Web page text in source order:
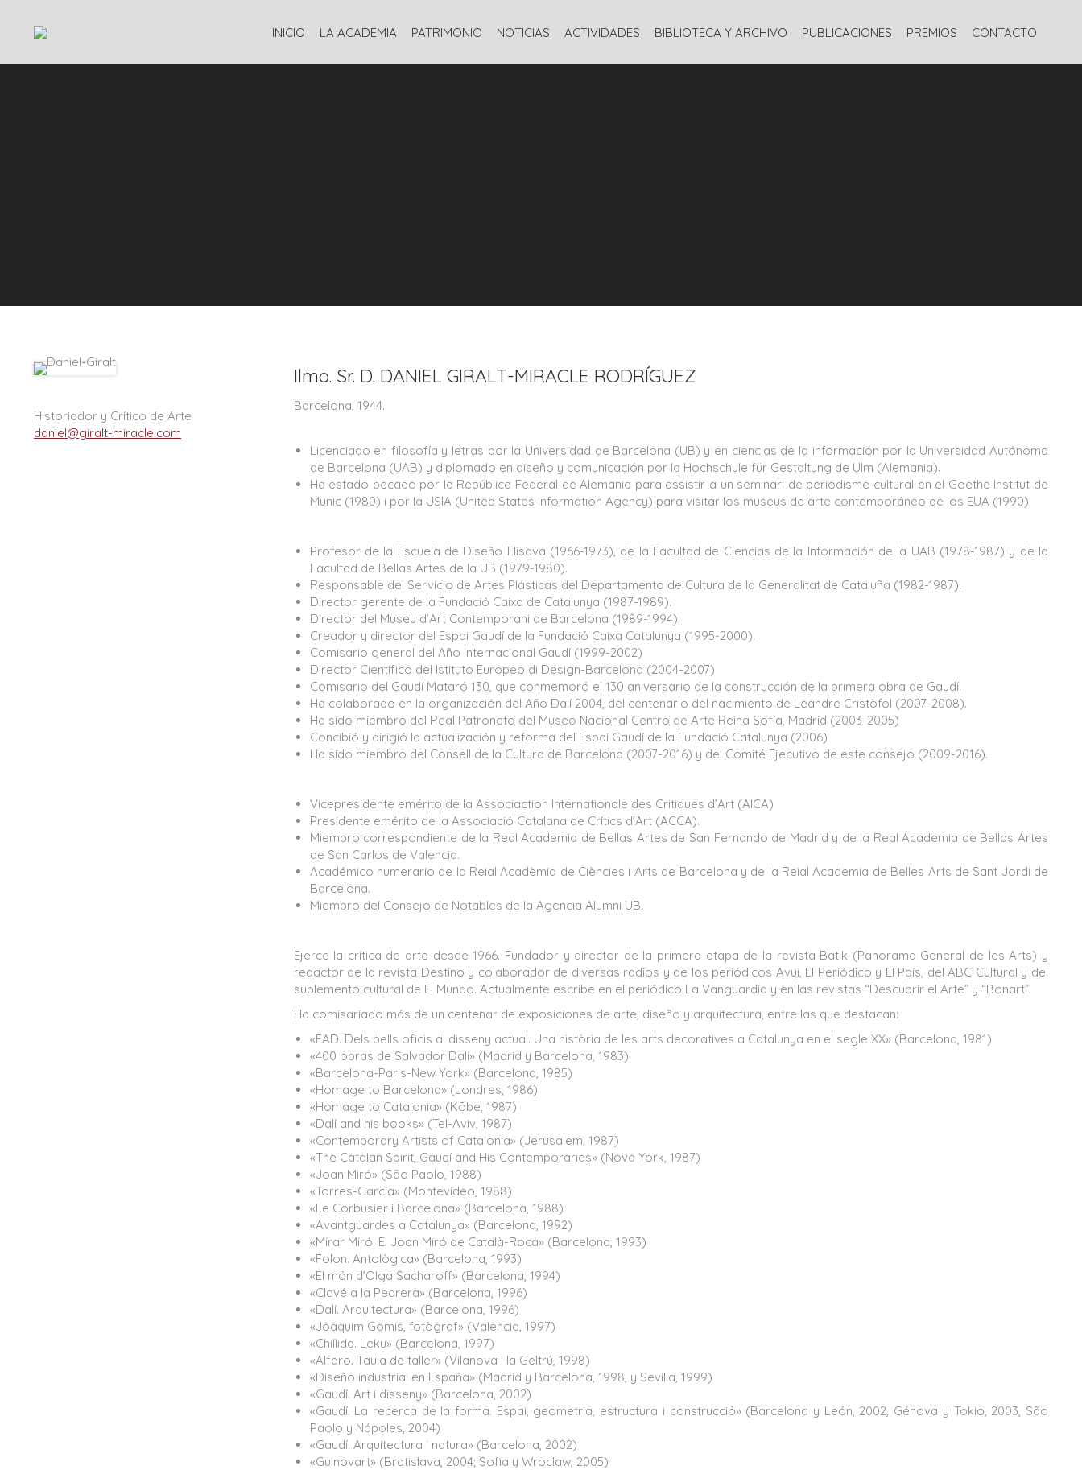
INICIO LA ACADEMIA PATRIMONIO NOTICIAS ACTIVIDADES BIBLIOTECA Y ARCHIVO PUBLICACIONES PREMIOS CONTACTO
Historiador y Crítico de Arte
daniel@giralt-miracle.com
Ilmo. Sr. D. DANIEL GIRALT-MIRACLE RODRÍGUEZ
Barcelona, 1944.
Licenciado en filosofía y letras por la Universidad de Barcelona (UB) y en ciencias de la información por la Universidad Autónoma
de Barcelona (UAB) y diplomado en diseño y comunicación por la Hochschule für Gestaltung de Ulm (Alemania).
Ha estado becado por la República Federal de Alemania para assistir a un seminari de periodisme cultural en el Goethe Institut de
Munic (1980) i por la USIA (United States Information Agency) para visitar los museus de arte contemporáneo de los EUA (1990).
Profesor de la Escuela de Diseño Elisava (1966-1973), de la Facultad de Ciencias de la Información de la UAB (1978-1987) y de la
Facultad de Bellas Artes de la UB (1979-1980).
Responsable del Servicio de Artes Plásticas del Departamento de Cultura de la Generalitat de Cataluña (1982-1987).
Director gerente de la Fundació Caixa de Catalunya (1987-1989).
Director del Museu d’Art Contemporani de Barcelona (1989-1994).
Creador y director del Espai Gaudí de la Fundació Caixa Catalunya (1995-2000).
Comisario general del Año Internacional Gaudí (1999-2002)
Director Científico del Istituto Europeo di Design-Barcelona (2004-2007)
Comisario del Gaudí Mataró 130, que conmemoró el 130 aniversario de la construcción de la primera obra de Gaudí.
Ha colaborado en la organización del Año Dalí 2004, del centenario del nacimiento de Leandre Cristòfol (2007-2008).
Ha sido miembro del Real Patronato del Museo Nacional Centro de Arte Reina Sofía, Madrid (2003-2005)
Concibió y dirigió la actualización y reforma del Espai Gaudí de la Fundació Catalunya (2006)
Ha sido miembro del Consell de la Cultura de Barcelona (2007-2016) y del Comité Ejecutivo de este consejo (2009-2016).
Vicepresidente emérito de la Associaction Internationale des Critiques d’Art (AICA)
Presidente emérito de la Associació Catalana de Crítics d’Art (ACCA).
Miembro correspondiente de la Real Academia de Bellas Artes de San Fernando de Madrid y de la Real Academia de Bellas Artes
de San Carlos de Valencia.
Académico numerario de la Reial Acadèmia de Ciències i Arts de Barcelona y de la Reial Academia de Belles Arts de Sant Jordi de
Barcelona.
Miembro del Consejo de Notables de la Agencia Alumni UB.
Ejerce la crítica de arte desde 1966. Fundador y director de la primera etapa de la revista Batik (Panorama General de les Arts) y
redactor de la revista Destino y colaborador de diversas radios y de los periódicos Avui, El Periódico y El País, del ABC Cultural y del
suplemento cultural de El Mundo. Actualmente escribe en el periódico La Vanguardia y en las revistas “Descubrir el Arte” y “Bonart”.
Ha comisariado más de un centenar de exposiciones de arte, diseño y arquitectura, entre las que destacan:
«FAD. Dels bells oficis al disseny actual. Una història de les arts decoratives a Catalunya en el segle XX» (Barcelona, 1981)
«400 obras de Salvador Dalí» (Madrid y Barcelona, 1983)
«Barcelona-Paris-New York» (Barcelona, 1985)
«Homage to Barcelona» (Londres, 1986)
«Homage to Catalonia» (Kōbe, 1987)
«Dalí and his books» (Tel-Aviv, 1987)
«Contemporary Artists of Catalonia» (Jerusalem, 1987)
«The Catalan Spirit, Gaudí and His Contemporaries» (Nova York, 1987)
«Joan Miró» (São Paolo, 1988)
«Torres-García» (Montevideo, 1988)
«Le Corbusier i Barcelona» (Barcelona, 1988)
«Avantguardes a Catalunya» (Barcelona, 1992)
«Mirar Miró. El Joan Miró de Català-Roca» (Barcelona, 1993)
«Folon. Antològica» (Barcelona, 1993)
«El món d’Olga Sacharoff» (Barcelona, 1994)
«Clavé a la Pedrera» (Barcelona, 1996)
«Dalí. Arquitectura» (Barcelona, 1996)
«Joaquim Gomis, fotògraf» (Valencia, 1997)
«Chillida. Leku» (Barcelona, 1997)
«Alfaro. Taula de taller» (Vilanova i la Geltrú, 1998)
«Diseño industrial en España» (Madrid y Barcelona, 1998, y Sevilla, 1999)
«Gaudí. Art i disseny» (Barcelona, 2002)
«Gaudí. La recerca de la forma. Espai, geometria, estructura i construcció» (Barcelona y León, 2002, Génova y Tokio, 2003, São
Paolo y Nápoles, 2004)
«Gaudí. Arquitectura i natura» (Barcelona, 2002)
«Guinovart» (Bratislava, 2004; Sofia y Wroclaw, 2005)
INICIO LA ACADEMIA PATRIMONIO NOTICIAS ACTIVIDADES BIBLIOTECA Y ARCHIVO PUBLICACIONES PREMIOS